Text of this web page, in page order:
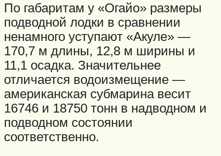
По габаритам у «Огайо» размеры
подводной лодки в сравнении
ненамного уступают «Акуле» —
170,7 м длины, 12,8 м ширины и
11,1 осадка. Значительнее
отличается водоизмещение —
американская субмарина весит
16746 и 18750 тонн в надводном и
подводном состоянии
соответственно.